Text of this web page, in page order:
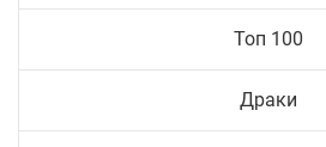
Топ 100
Драки